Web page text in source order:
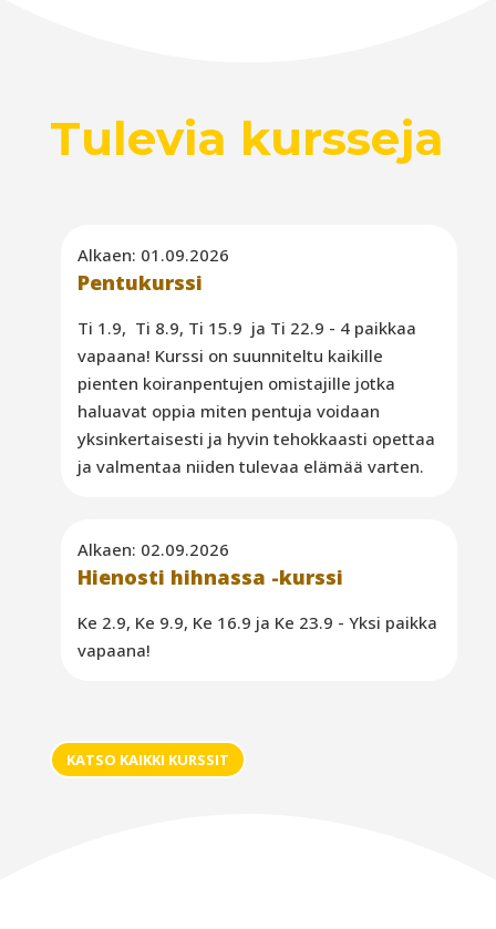
Tulevia kursseja
Alkaen: 01.09.2026
Pentukurssi
Ti 1.9, Ti 8.9, Ti 15.9 ja Ti 22.9 - 4 paikkaa
vapaana! Kurssi on suunniteltu kaikille
pienten koiranpentujen omistajille jotka
haluavat oppia miten pentuja voidaan
yksinkertaisesti ja hyvin tehokkaasti opettaa
ja valmentaa niiden tulevaa elämää varten.
Alkaen: 02.09.2026
Hienosti hihnassa -kurssi
Ke 2.9, Ke 9.9, Ke 16.9 ja Ke 23.9 - Yksi paikka
vapaana!
KATSO KAIKKI KURSSIT